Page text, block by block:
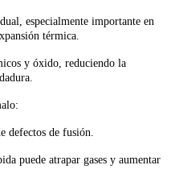
especialmente importante en
térmica.
y óxido, reduciendo la
defectos de fusión.
puede atrapar gases y aumentar